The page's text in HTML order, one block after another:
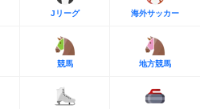
Jリーグ 海外サッカー
競馬 地方競馬